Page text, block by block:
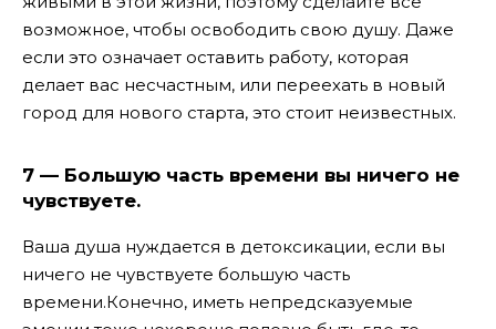
возможное, чтобы освободить свою душу. Даже
если это означает оставить работу, которая
делает вас несчастным, или переехать в новый
город для нового старта, это стоит неизвестных.
7 — Большую часть времени вы ничего не
чувствуете.
Ваша душа нуждается в детоксикации, если вы
ничего не чувствуете большую часть
времени.Конечно, иметь непредсказуемые